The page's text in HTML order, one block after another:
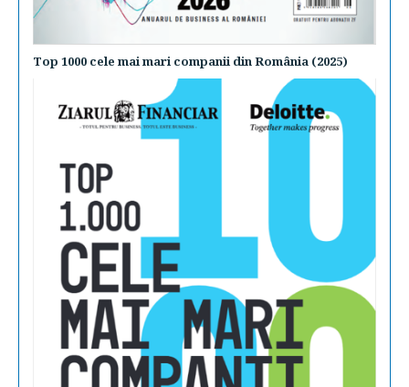
Top 1000 cele mai mari companii din România (2025)